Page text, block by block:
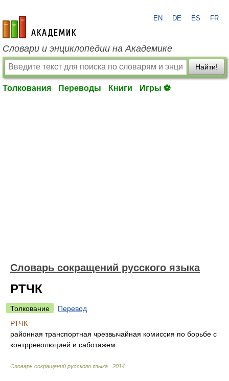
academic.ru
EN DE ES FR
Словари и энциклопедии на Академике
Найти!
Толкования Переводы Книги Игры ⚽
Словарь сокращений русского языка
РТЧК
Толкование
Перевод
РТЧК
районная транспортная чрезвычайная комиссия по борьбе с
контрреволюцией и саботажем
Словарь сокращений русского языка 2014